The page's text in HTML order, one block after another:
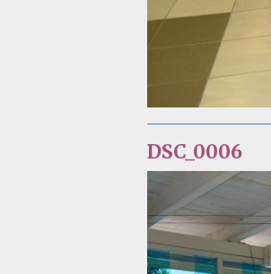
DSC_0006